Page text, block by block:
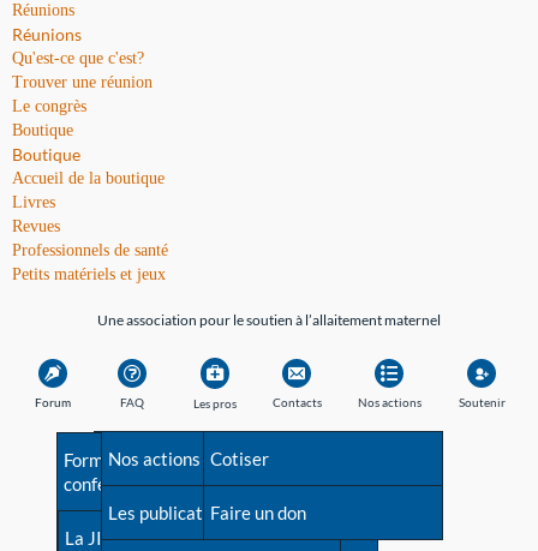
Réunions
Réunions
Qu'est-ce que c'est?
Trouver une réunion
Le congrès
Boutique
Boutique
Accueil de la boutique
Livres
Revues
Professionnels de santé
Petits matériels et jeux
Une association pour le soutien à l’allaitement maternel
Forum FAQ
Avant la naissance
Les débuts
Les pros
Formations et
conférences
La JIA
Contacts
Besoin d'aide?
Répertoire de tous les
contacts
Nos actions
Nos actions
Les publications
Soutenir
Cotiser
Faire un don